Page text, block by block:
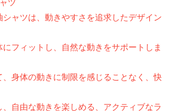
ツ
ャツは、動きやすさを追求したデザイン
フィットし、自然な動きをサポートしま
身体の動きに制限を感じることなく、快
自由な動きを楽しめる、アクティブなラ